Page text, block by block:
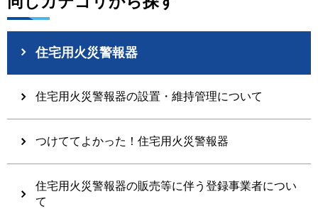
住宅用火災警報器
住宅用火災警報器の設置・維持管理について
つけててよかった！住宅用火災警報器
住宅用火災警報器の販売等に伴う登録事業者につい
て